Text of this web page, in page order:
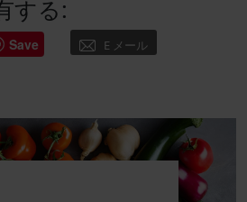
する:
Save E メール